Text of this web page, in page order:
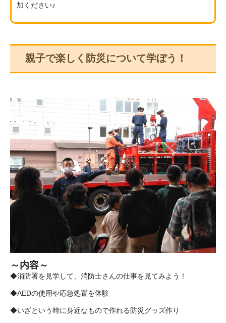
加ください♪
親子で楽しく防災について学ぼう！
～内容～
◆消防署を見学して、消防士さんの仕事を見てみよう！
◆AEDの使用や応急処置を体験
◆いざという時に身近なもので作れる防災グッズ作り